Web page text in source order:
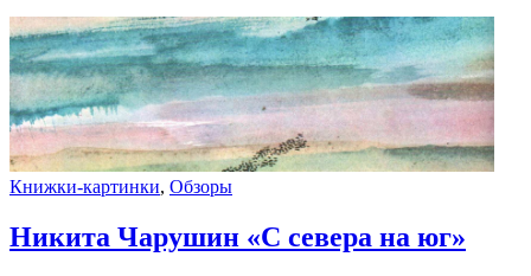
Книжки-картинки, Обзоры
Никита Чарушин «С севера на юг»